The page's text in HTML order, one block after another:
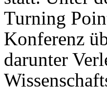
Turning
Konferenz
darunter